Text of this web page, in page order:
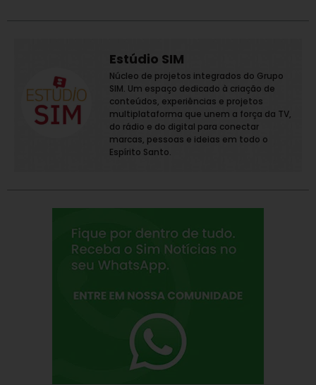
Estúdio SIM
Núcleo de projetos integrados do Grupo
SIM. Um espaço dedicado à criação de
conteúdos, experiências e projetos
multiplataforma que unem a força da TV,
do rádio e do digital para conectar
marcas, pessoas e ideias em todo o
Espírito Santo.